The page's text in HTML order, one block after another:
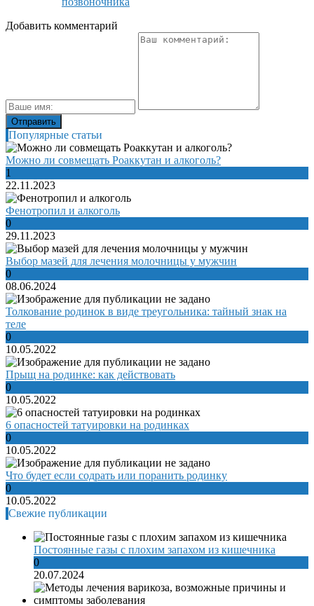
Добавить комментарий
Популярные статьи
Можно ли совмещать Роаккутан и алкоголь?
1
22.11.2023
Фенотропил и алкоголь
0
29.11.2023
Выбор мазей для лечения молочницы у мужчин
0
08.06.2024
Толкование родинок в виде треугольника: тайный знак на
теле
0
10.05.2022
Прыщ на родинке: как действовать
0
10.05.2022
6 опасностей татуировки на родинках
0
10.05.2022
Что будет если содрать или поранить родинку
0
10.05.2022
Свежие публикации
Постоянные газы с плохим запахом из кишечника
0
20.07.2024